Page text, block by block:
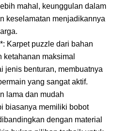
mahal, keunggulan dalam
keselamatan menjadikannya
Karpet puzzle dari bahan
ketahanan maksimal
jenis benturan, membuatnya
yang sangat aktif.
lama dan mudah
biasanya memiliki bobot
dengan material